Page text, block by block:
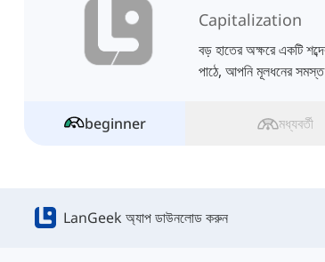
Capitalization
বড় হাতের অক্ষরে একটি
পাঠে, আপনি মূলধনের সমস্ত
beginner মধ্যবর্তী
LanGeek অ্যাপ ডাউনলোড করুন